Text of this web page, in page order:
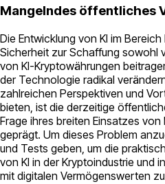
Mangelndes öffentliches
Die Entwicklung von KI im
Sicherheit zur Schaffung sowohl
von KI-Kryptowährungen
der Technologie radikal
zahlreichen Perspektiven und
bieten, ist die derzeitige
Frage ihres breiten Einsatzes
geprägt. Um dieses Problem
und Tests geben, um die
von KI in der Kryptoindustrie und
mit digitalen Vermögenswerten